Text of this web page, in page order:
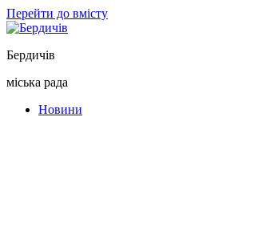
Перейти до вмісту
Бердичів
міська рада
Новини